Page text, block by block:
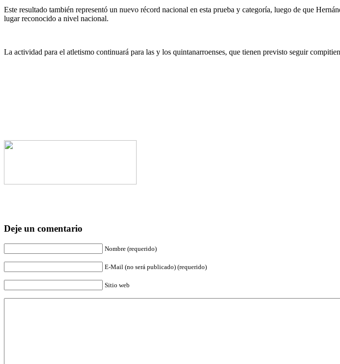
Este resultado también representó un nuevo récord nacional en esta prueba y categoría, luego de que
lugar reconocido a nivel nacional.
La actividad para el atletismo continuará para las y los quintanarroenses, que tienen previsto seguir
Deje un comentario
Nombre (requerido)
E-Mail (no será publicado) (requerido)
Sitio web